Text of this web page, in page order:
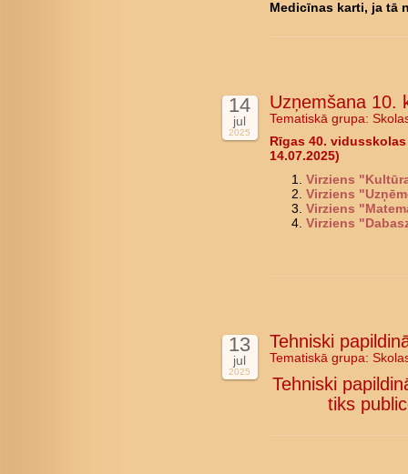
Medicīnas karti, ja tā
14
jul
2025
Uzņemšana 10.
Tematiskā grupa:
Rīgas 40.
14.07.2025)
Virziens
Virziens
Virziens
Virziens
13
jul
2025
Tehniski
Tematiskā grupa:
Tehniski
tiks